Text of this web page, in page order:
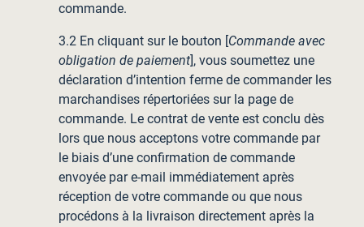
commande.
3.2 En cliquant sur le bouton [Commande avec
obligation de paiement], vous soumettez une
déclaration d’intention ferme de commander les
marchandises répertoriées sur la page de
commande. Le contrat de vente est conclu dès
lors que nous acceptons votre commande par
le biais d’une confirmation de commande
envoyée par e-mail immédiatement après
réception de votre commande ou que nous
procédons à la livraison directement après la